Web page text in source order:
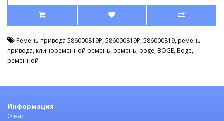
Ремень привода 586000819P,586000819P,586000819,ремень
привода,клиноременной ремень,ремень,boge,BOGE,Boge,
ременной
Информация
О нас